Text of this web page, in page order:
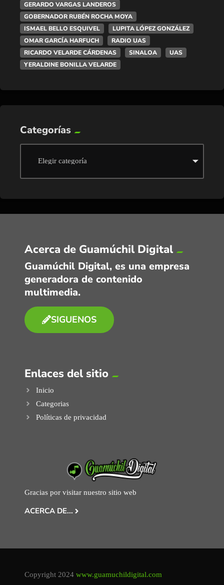
GERARDO VARGAS LANDEROS
GOBERNADOR RUBÉN ROCHA MOYA
ISMAEL BELLO ESQUIVEL
LUPITA LÓPEZ GONZÁLEZ
OMAR GARCÍA HARFUCH
RADIO UAS
RICARDO VELARDE CÁRDENAS
SINALOA
UAS
YERALDINE BONILLA VELARDE
Categorías
Acerca de Guamúchil Digital
Guamúchil Digital, es una empresa
generadora de contenido
multimedia.
SIGUENOS
Enlaces del sitio
Inicio
Categorias
Políticas de privacidad
Gracias por visitar nuestro sitio web
ACERCA DE...
Copyright 2024 www.guamuchildigital.com